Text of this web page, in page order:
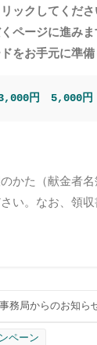
ックしてくださ
ページに進みま
をお手元に準
円 5,000円
かた（献金者
い。なお、領
事務局からのお知ら
ペーン